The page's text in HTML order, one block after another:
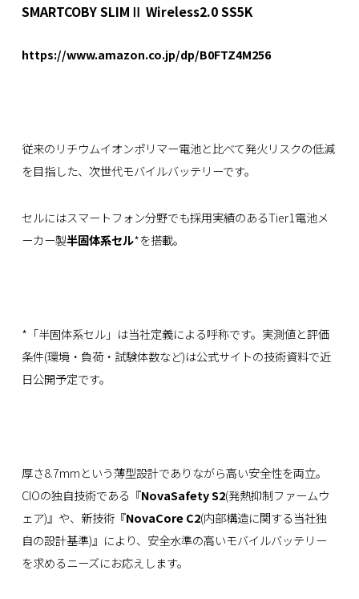
SMARTCOBY SLIMⅡ Wireless2.0 SS5K
https://www.amazon.co.jp/dp/B0FTZ4M256
従来のリチウムイオンポリマー電池と比べて発火リスクの低減
を目指した、次世代モバイルバッテリーです。
セルにはスマートフォン分野でも採用実績のあるTier1電池メ
ーカー製半固体系セル*を搭載。
*「半固体系セル」は当社定義による呼称です。実測値と評価
条件(環境・負荷・試験体数など)は公式サイトの技術資料で近
日公開予定です。
厚さ8.7mmという薄型設計でありながら高い安全性を両立。
CIOの独自技術である『NovaSafety S2(発熱抑制ファームウ
ェア)』や、新技術『NovaCore C2(内部構造に関する当社独
自の設計基準)』により、安全水準の高いモバイルバッテリー
を求めるニーズにお応えします。